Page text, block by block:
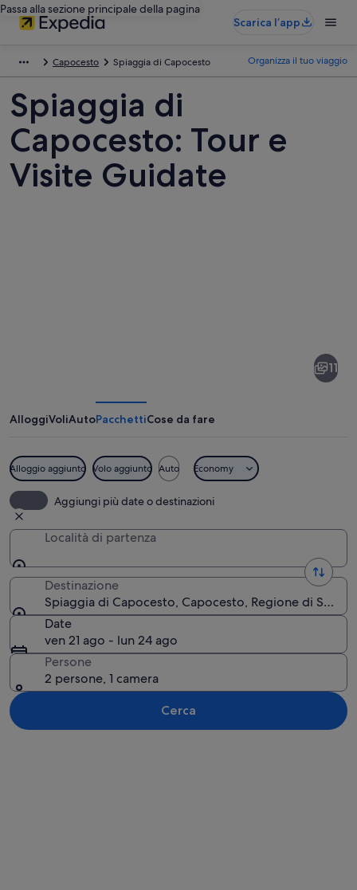
Passa alla sezione principale della pagina
Scarica l’app
Capocesto Spiaggia di Capocesto Organizza il tuo viaggio
Spiaggia di
Capocesto: Tour e
Visite Guidate
Capocesto
11
AlloggiVoliAutoPacchettiCose da fare
Alloggio aggiunto Volo aggiunto Auto Economy
Aggiungi più date o destinazioni
Località di partenza
Destinazione
Spiaggia di Capocesto, Capocesto, Regione di
Date
ven 21 ago - lun 24 ago
Persone
2 persone, 1 camera
Cerca